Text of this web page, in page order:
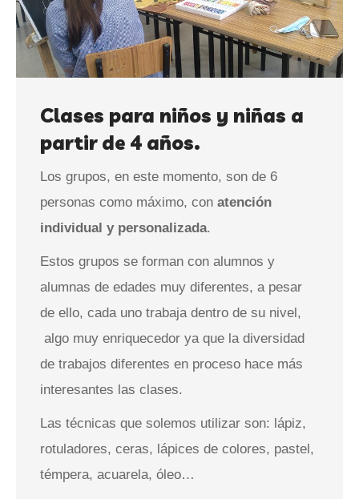
Clases para niños y niñas a
partir de 4 años.
Los grupos, en este momento, son de 6
personas como máximo, con atención
individual y personalizada.
Estos grupos se forman con alumnos y
alumnas de edades muy diferentes, a pesar
de ello, cada uno trabaja dentro de su nivel,
algo muy enriquecedor ya que la diversidad
de trabajos diferentes en proceso hace más
interesantes las clases.
Las técnicas que solemos utilizar son: lápiz,
rotuladores, ceras, lápices de colores, pastel,
témpera, acuarela, óleo…